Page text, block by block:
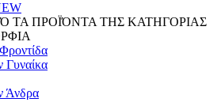
ΤΑ ΠΡΟΪΌΝΤΑ ΤΗΣ ΚΑΤΗΓΟΡΙΑΣ
Γυναίκα
Άνδρα